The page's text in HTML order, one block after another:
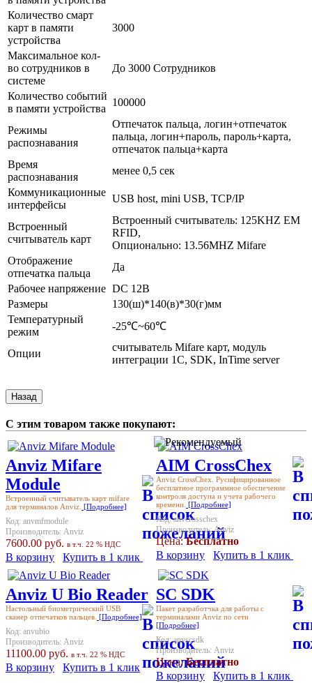
Количество смарт
карт в памяти
устройства
3000
Максимальное кол-
во сотрудников в
системе
До 3000 Сотрудников
Количество событий
в памяти устройства
100000
Режимы
распознавания
Отпечаток пальца, логин+отпечаток
пальца, логин+пароль, пароль+карта,
отпечаток пальца+карта
Время
распознавания
менее 0,5 сек
Коммуникационные
интерфейсы
USB host, mini USB, TCP/IP
Встроенный
считыватель карт
Встроенный считыватель: 125KHZ EM
RFID,
Опционально: 13.56MHZ Mifare
Отображение
отпечатка пальца
Да
Рабочее напряжение DC 12В
Размеры
130(ш)*140(в)*30(г)мм
Температурный
режим
-25℃~60℃
Опции
считыватель Mifare карт, модуль
интеграции 1С, SDK, InTime server
С этим товаром также покупают:
Anviz Mifare
Module
Встроенный считыватель карт mifare
для терминалов Anviz. [Подробнее]
Код: anvmfmodule
Производитель: Anviz
7600.00 руб. в т.ч. 22 % НДС
В корзину Купить в 1 клик
AIM CrossChex
Anviz CrossChex. Русифицированное
бесплатное программное обеспечение
контроля доступа и учета рабочего
времени. [Подробнее]
Код:anvcrosschex
Производитель:Anviz
Цена:Бесплатно
В корзину
Купить в 1 клик
Anviz U Bio Reader
Настольный биометрический USB
сканер отпечатков пальцев. [Подробнее]
Код: anvubio
Производитель: Anviz
11100.00 руб. в т.ч. 22 % НДС
В корзину Купить в 1 клик
SC SDK
Пакет разработчка для работы с
терминалами Anviz по сети
[Подробнее]
Код:anvscsdk
Производитель: Anviz
Цена:Бесплатно
В корзину
Купить в 1 клик